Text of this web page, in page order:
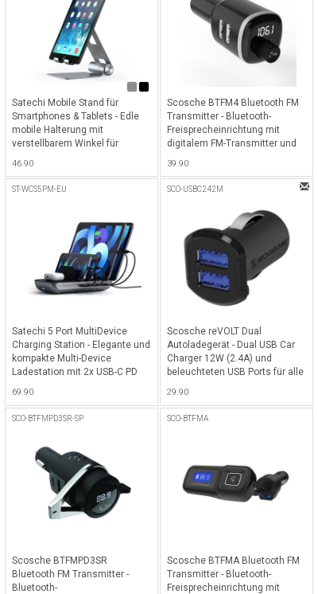
Satechi Mobile Stand für
Smartphones & Tablets - Edle
mobile Halterung mit
verstellbarem Winkel für
Tablets, ideal für Skype- und
Facetime Anrufe oder Filme
46.90
Scosche BTFM4 Bluetooth FM
Transmitter - Bluetooth-
Freisprecheinrichtung mit
digitalem FM-Transmitter und
39.90
ST-WCS5PM-EU
Satechi 5 Port MultiDevice
Charging Station - Elegante und
kompakte Multi-Device
Ladestation mit 2x USB-C PD
Wireless Charging Ladepad für
69.90
SCO-USBC242M
Scosche reVOLT Dual
Autoladegerät - Dual USB Car
Charger 12W (2.4A) und
beleuchteten USB Ports für alle
29.90
SCO-BTFMPD3SR-SP
Scosche BTFMPD3SR
Bluetooth FM Transmitter -
Bluetooth-
SCO-BTFMA
Scosche BTFMA Bluetooth FM
Transmitter - Bluetooth-
Freisprecheinrichtung mit